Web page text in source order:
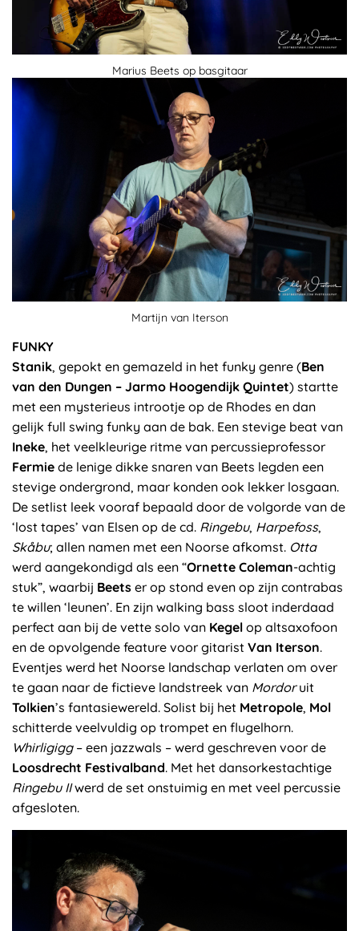
Marius Beets op basgitaar
Martijn van Iterson
FUNKY
Stanik, gepokt en gemazeld in het funky genre (Ben
van den Dungen – Jarmo Hoogendijk Quintet) startte
met een mysterieus introotje op de Rhodes en dan
gelijk full swing funky aan de bak. Een stevige beat van
Ineke, het veelkleurige ritme van percussieprofessor
Fermie de lenige dikke snaren van Beets legden een
stevige ondergrond, maar konden ook lekker losgaan.
De setlist leek vooraf bepaald door de volgorde van de
‘lost tapes’ van Elsen op de cd. Ringebu, Harpefoss,
Skåbu; allen namen met een Noorse afkomst. Otta
werd aangekondigd als een “Ornette Coleman-achtig
stuk”, waarbij Beets er op stond even op zijn contrabas
te willen ‘leunen’. En zijn walking bass sloot inderdaad
perfect aan bij de vette solo van Kegel op altsaxofoon
en de opvolgende feature voor gitarist Van Iterson.
Eventjes werd het Noorse landschap verlaten om over
te gaan naar de fictieve landstreek van Mordoruit
Tolkien’s fantasiewereld. Solist bij het Metropole, Mol
schitterde veelvuldig op trompet en flugelhorn.
Whirligigg– een jazzwals – werd geschreven voor de
Loosdrecht Festivalband. Met het dansorkestachtige
Ringebu IIwerd de set onstuimig en met veel percussie
afgesloten.